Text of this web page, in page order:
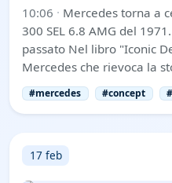
10:06 · Mercedes torna a
300 SEL 6.8 AMG del
passato Nel libro "Iconic
Mercedes che rievoca la
#mercedes #concept
17 feb